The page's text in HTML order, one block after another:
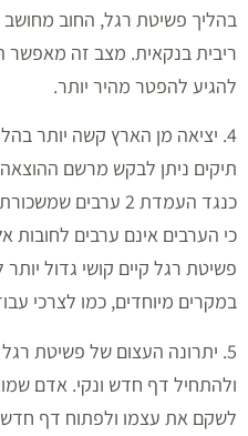
בהליך פשיטת רגל, החוב
ריבית בנקאית. מצב זה מאפשר
להגיע להפטר מהיר יותר.
4. יציאה מן הארץ קשה יותר
תיקים ניתן לבקש מרשם
כי הערבים אינם ערבים לחובות
פשיטת רגל קיים קושי גדול
במקרים מיוחדים, כמו לצרכי
5. יתרונה העצום של פשיטת
ולהתחיל דף חדש ונקי. אדם
לשקם את עצמו ולפתוח דף חדש